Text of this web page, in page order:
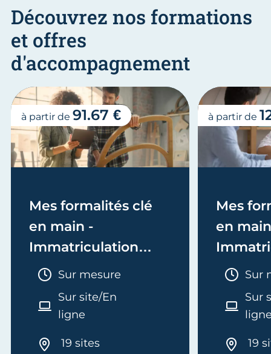
Découvrez nos formations
et offres
d'accompagnement
Mes formalités clé
en main -
Immatriculation
(EI/Micro-entreprise
Durée :
Sur mesure
Sur site/En
ligne
19 sites
à partir de 91.67 €
Mes
en
Sur
Sur
19
à partir de